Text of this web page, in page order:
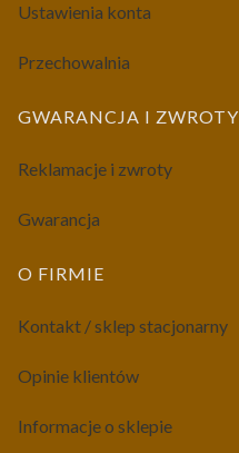
Ustawienia konta
Przechowalnia
GWARANCJA I ZWROTY
Reklamacje i zwroty
Gwarancja
O FIRMIE
Kontakt / sklep stacjonarny
Opinie klientów
Informacje o sklepie